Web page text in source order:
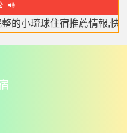
緣 戀
包
推薦情報,快來看看吧！ –看